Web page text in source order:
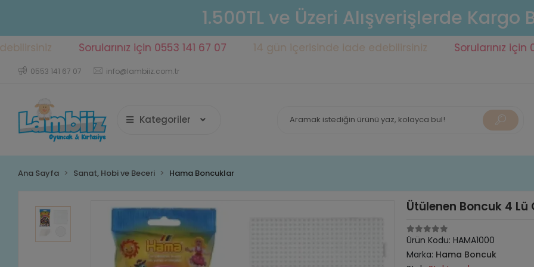
1.500TL ve Üzeri Alışverişlerde Kargo
Sorularınız için 0553 141 67 07 14 gün içerisinde iade edebilirsiniz Sorularınız için 0553 141
0553 141 67 07 info@lambiiz.com.tr
Kategoriler
Ana Sayfa Sanat, Hobi ve Beceri Hama Boncuklar
Ütülenen Boncuk 4
Ürün Kodu: HAMA1000
Marka: Hama Boncuk